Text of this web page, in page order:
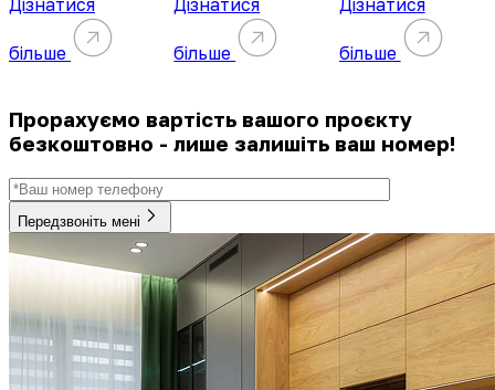
Дізнатися
більше
Дізнатися
більше
Дізнатися
більше
Прорахуємо вартість вашого проєкту
безкоштовно - лише залишіть ваш номер!
Передзвоніть мені